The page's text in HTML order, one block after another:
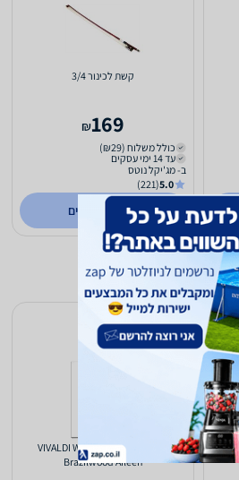
קשת לכינור 3/4
169
₪
כולל משלוח (₪29)
עד 14 ימי עסקים
ב- מג'יקל נוטס
5.0
(221)
לפרטים נוספים
קשת לכינור VIVALDI WV790-4/4
Brazilwood Aileen